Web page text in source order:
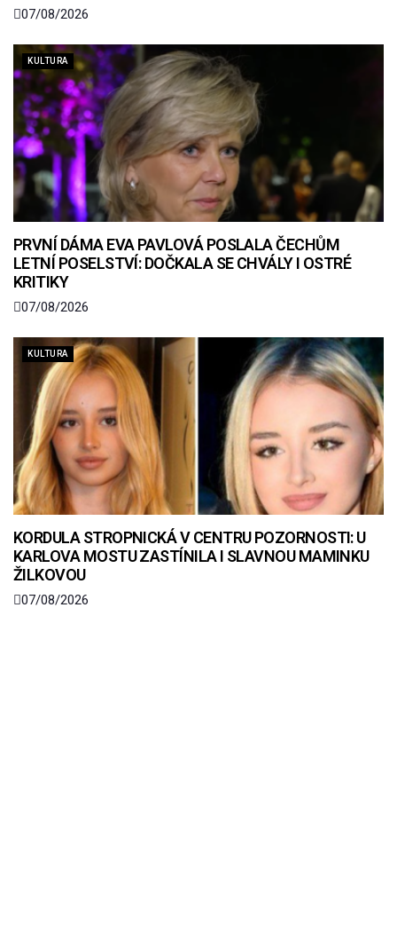
07/08/2026
KULTURA
PRVNÍ DÁMA EVA PAVLOVÁ POSLALA ČECHŮM
LETNÍ POSELSTVÍ: DOČKALA SE CHVÁLY I OSTRÉ
KRITIKY
07/08/2026
KULTURA
KORDULA STROPNICKÁ V CENTRU POZORNOSTI: U
KARLOVA MOSTU ZASTÍNILA I SLAVNOU MAMINKU
ŽILKOVOU
07/08/2026